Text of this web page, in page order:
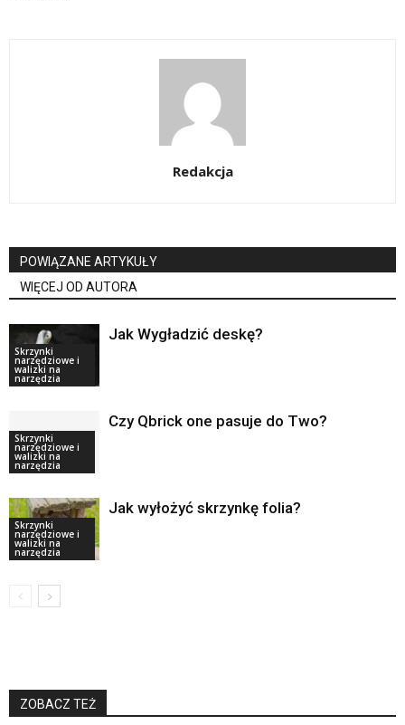
Redakcja
POWIĄZANE ARTYKUŁY
WIĘCEJ OD AUTORA
Skrzynki
narzędziowe i
walizki na
narzędzia
Jak Wygładzić deskę?
Skrzynki
narzędziowe i
walizki na
narzędzia
Czy Qbrick one pasuje do Two?
Skrzynki
narzędziowe i
walizki na
narzędzia
Jak wyłożyć skrzynkę folia?
ZOBACZ TEŻ